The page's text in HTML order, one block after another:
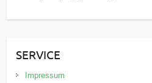
SERVICE
Impressum